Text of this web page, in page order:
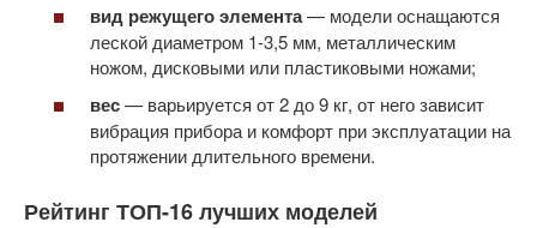
вид режущего элемента— модели оснащаются
леской диаметром 1-3,5 мм, металлическим
ножом, дисковыми или пластиковыми ножами;
вес— варьируется от 2 до 9 кг, от него зависит
вибрация прибора и комфорт при эксплуатации на
протяжении длительного времени.
Рейтинг ТОП-16 лучших моделей